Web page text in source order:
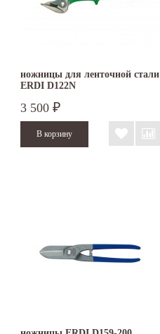
ножницы для ленточной стали
ERDI D122N
3 500 ₽